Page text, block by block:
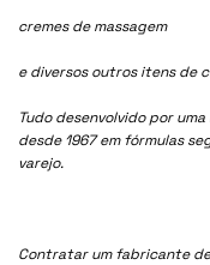
cremes de massagem
e diversos outros itens de
Tudo desenvolvido por
desde 1967 em fórmulas
varejo.
Contratar um fabricante